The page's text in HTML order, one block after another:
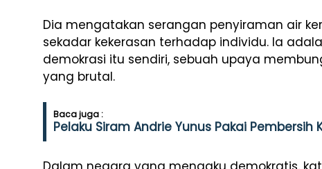
Dia mengatakan serangan penyiraman air
sekadar kekerasan terhadap individu. Ia
demokrasi itu sendiri, sebuah upaya
yang brutal.
Baca juga :
Pelaku Siram Andrie Yunus Pakai Pembersih